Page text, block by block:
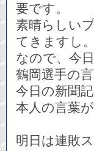
要です。
素晴らしい
てきますし
なので、今
鶴岡選手の
今日の新聞
本人の言葉
明日は連敗